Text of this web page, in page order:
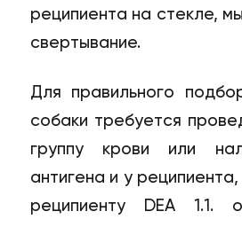
реципиента на стекле,
свертывание.
Для правильного
собаки требуется
группу крови или
антигена и у
реципиенту DEA 1.1.